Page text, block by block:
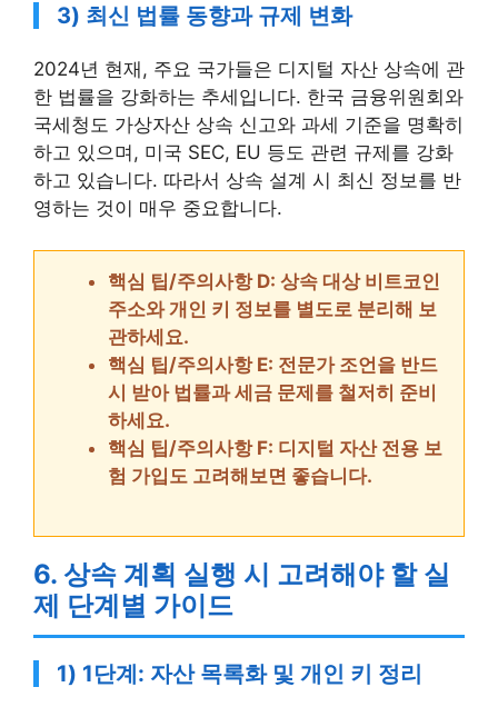
3) 최신 법률 동향과 규제 변화
2024년 현재, 주요 국가들은 디지털 자산 상속에 관
한 법률을 강화하는 추세입니다. 한국 금융위원회와
국세청도 가상자산 상속 신고와 과세 기준을 명확히
하고 있으며, 미국 SEC, EU 등도 관련 규제를 강화
하고 있습니다. 따라서 상속 설계 시 최신 정보를 반
영하는 것이 매우 중요합니다.
핵심 팁/주의사항 D: 상속 대상 비트코인
주소와 개인 키 정보를 별도로 분리해 보
관하세요.
핵심 팁/주의사항 E: 전문가 조언을 반드
시 받아 법률과 세금 문제를 철저히 준비
하세요.
핵심 팁/주의사항 F: 디지털 자산 전용 보
험 가입도 고려해보면 좋습니다.
6. 상속 계획 실행 시 고려해야 할 실
제 단계별 가이드
1) 1단계: 자산 목록화 및 개인 키 정리